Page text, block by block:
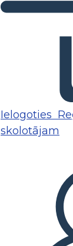
Ielogoties
skolotājam